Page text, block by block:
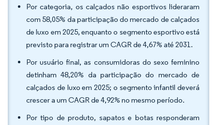
Por categoria, os calçados não esportivos lideraram
com 58,05% da participação do mercado de calçados
de luxo em 2025, enquanto o segmento esportivo está
previsto para registrar um CAGR de 4,67% até 2031.
Por usuário final, as consumidoras do sexo feminino
detinham 48,20% da participação do mercado de
calçados de luxo em 2025; o segmento infantil deverá
crescer a um CAGR de 4,92% no mesmo período.
Por tipo de produto, sapatos e botas responderam